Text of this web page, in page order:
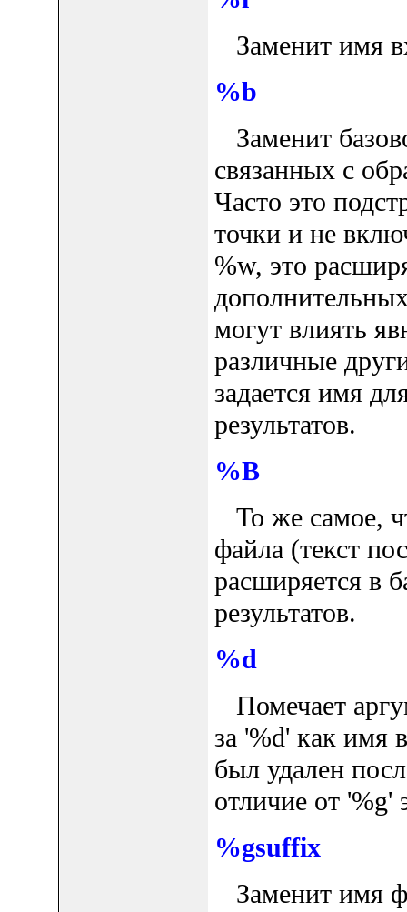
Заменит имя
%b
Заменит
связанных с
Часто это
точки и не
%w, это
могут влиять
различные
задается имя
результатов.
%B
То же самое,
файла (текст
расширяется в
результатов.
%d
Помечает
за '%d' как имя
был удален
отличие от '%g'
%gsuffix
Заменит имя